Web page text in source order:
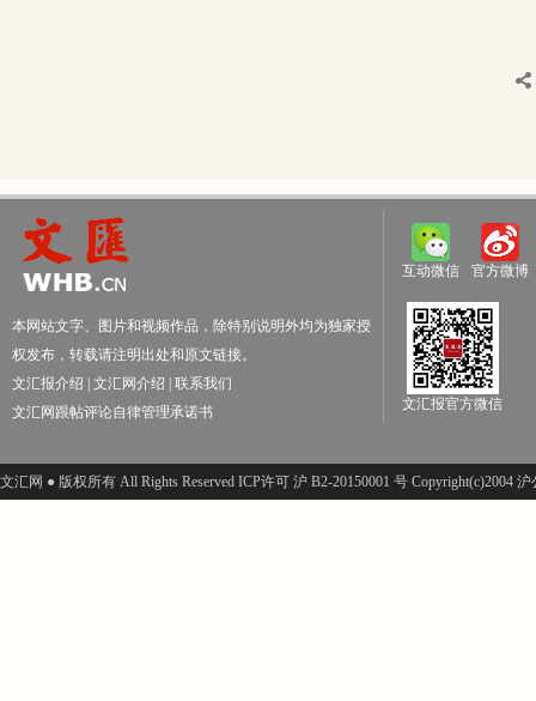
本网站文字、图片和视频作品，除特别说明外均为独家授
权发布，转载请注明出处和原文链接。
文汇报介绍
文汇网介绍
联系我们
文汇网跟帖评论自律管理承诺书
互动微信 官方微博
文汇报官方微信
文汇网 ● 版权所有 All Rights Reserved ICP许可 沪 B2-20150001 号 Copyright(c)2004